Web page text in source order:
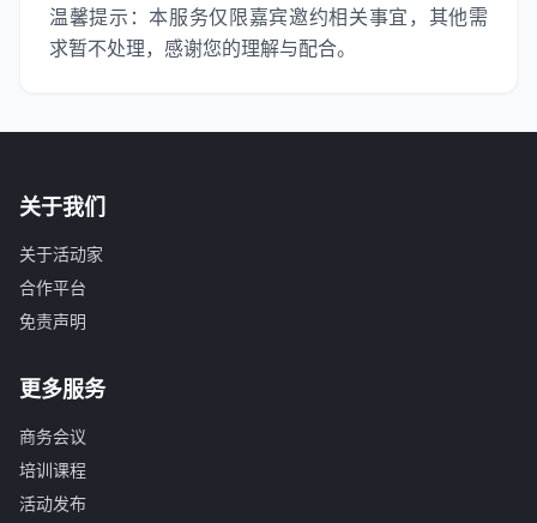
温馨提示：本服务仅限嘉宾邀约相关事宜，其他需
求暂不处理，感谢您的理解与配合。
关于我们
关于活动家
合作平台
免责声明
更多服务
商务会议
培训课程
活动发布